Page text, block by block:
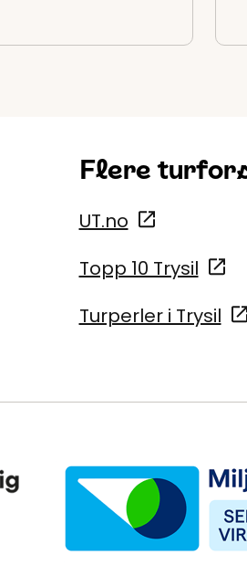
Fregn naturreservat
Flere
UT.no
Topp 10 Trysil
Turperler i Trysil
Miljøfyrtårn